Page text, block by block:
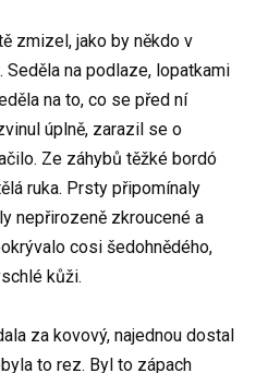
zmizel, jako by někdo v
na podlaze, lopatkami
na to, co se před ní
úplně, zarazil se o
Ze záhybů těžké bordó
ruka. Prsty připomínaly
nepřirozeně zkroucené a
cosi šedohnědého,
kůži.
za kovový, najednou dostal
to rez. Byl to zápach